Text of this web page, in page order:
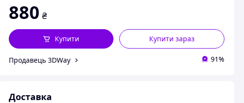
880 ₴
Купити зараз
Купити
Продавець 3DWay 91%
Доставка